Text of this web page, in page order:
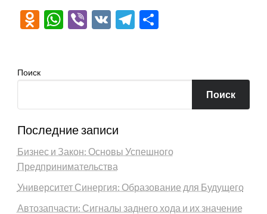
Odnoklassniki
WhatsApp
Viber
VK Telegram
Поиск
Поиск
Последние записи
Бизнес и Закон: Основы Успешного
Предпринимательства
Университет Синергия: Образование для Будущего
Автозапчасти: Сигналы заднего хода и их значение